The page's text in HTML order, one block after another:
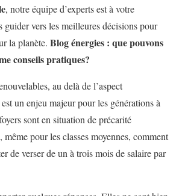
, notre équipe d’experts est à votre
vers les meilleures décisions pour
la planète. Blog énergies : que pouvons
conseils pratiques?
au delà de l’aspect
un enjeu majeur pour les générations à
sont en situation de précarité
pour les classes moyennes, comment
de verser de un à trois mois de salaire par